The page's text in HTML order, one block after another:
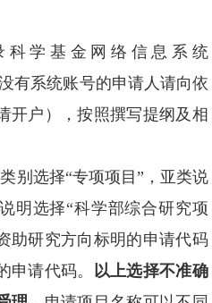
学基金网络信息系统
有系统账号的申请人请向依
开户），按照撰写提纲及相
选择“专项项目”，亚类说
明选择“科学部综合研究项
助研究方向标明的申请代码
申请代码。 以上选择不准确